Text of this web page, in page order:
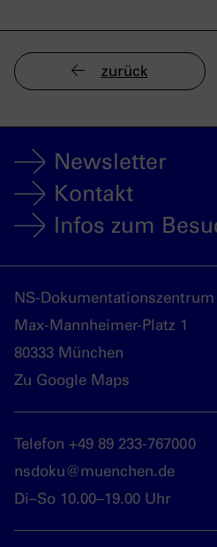
zurück
Newsletter
Kontakt
Infos zum
NS-
Max-Mannheimer-Platz 1
80333 München
Zu Google Maps
Telefon +49 89 233-767000
nsdoku@muenchen.de
Di–So 10.00–19.00 Uhr